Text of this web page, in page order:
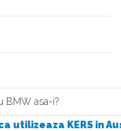
BMW asa-i?
utilizeaza KERS in